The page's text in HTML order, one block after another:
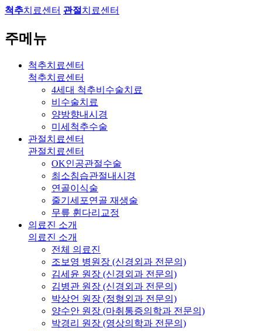
척추치료센터 관절 치료센터
주메뉴
척추치료센터
척추치료센터
4세대 척추비수술치료
비수술치료
양방향내시경
미세척추수술
관절치료센터
관절치료센터
OK인공관절수술
최소침습관절내시경
연골이식술
줄기세포연골 재생술
무릎 휜다리교정
의료진 소개
의료진 소개
전체 의료진
조보영 병원장 (신경외과 전문의)
김세윤 원장 (신경외과 전문의)
김병관 원장 (신경외과 전문의)
박상언 원장 (정형외과 전문의)
양수안 원장 (마취통증의학과 전문의)
박경리 원장 (영상의학과 전문의)